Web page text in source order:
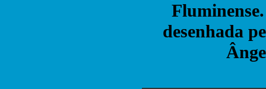
desenhada